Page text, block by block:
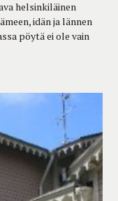
helsinkiläinen
idän ja lännen
pöytä ei ole vain